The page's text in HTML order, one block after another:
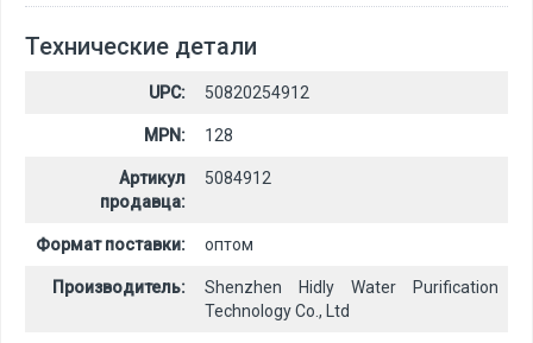
Технические детали
UPC: 50820254912
MPN: 128
Артикул
продавца:
5084912
Формат поставки: оптом
Производитель:
Shenzhen Hidly Water Purification
Technology Co., Ltd